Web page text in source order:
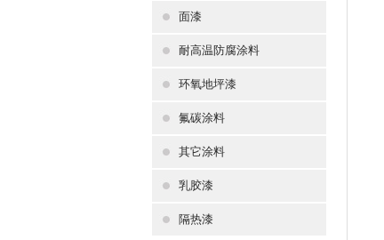
面漆
耐高温防腐涂料
环氧地坪漆
氟碳涂料
其它涂料
乳胶漆
隔热漆